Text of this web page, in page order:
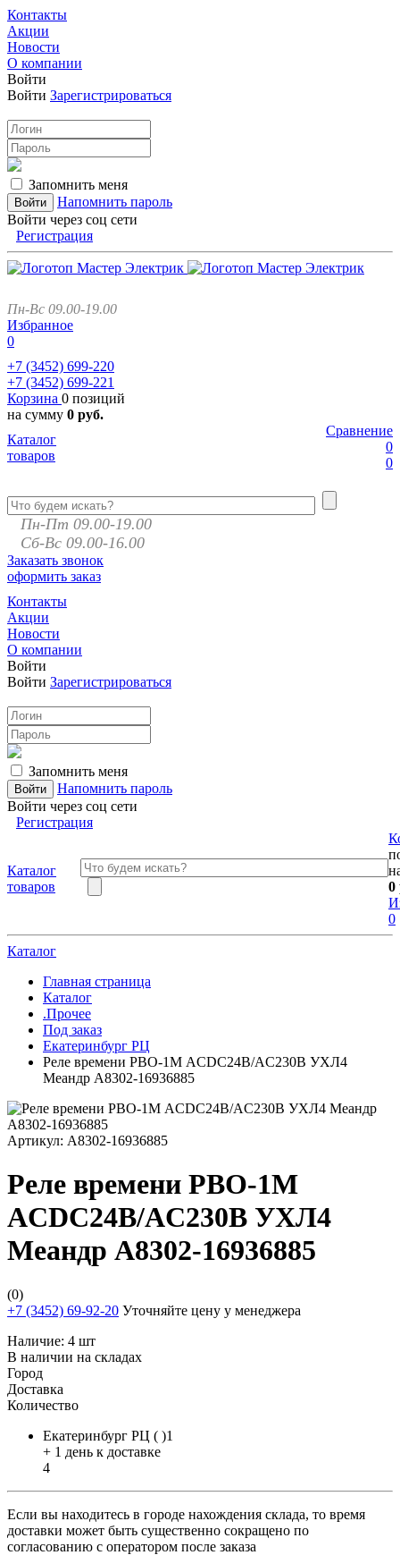
Контакты
Акции
Новости
О компании
Войти
Войти Зарегистрироваться
Запомнить меня
Напомнить пароль
Войти через соц сети
Регистрация
Пн-Вс 09.00-19.00
Избранное
0
+7 (3452) 699-220
+7 (3452) 699-221
Корзина 0 позиций
на сумму 0 руб.
Сравнение
0
0
Каталог
товаров
Пн-Пт 09.00-19.00
Сб-Вс 09.00-16.00
Заказать звонок
оформить заказ
Контакты
Акции
Новости
О компании
Войти
Войти Зарегистрироваться
Запомнить меня
Напомнить пароль
Войти через соц сети
Регистрация
Каталог
товаров
0
0
Каталог
Главная страница
Каталог
.Прочее
Под заказ
Екатеринбург РЦ
Реле времени РВО-1М ACDC24В/AC230В УХЛ4
Меандр A8302-16936885
Артикул: A8302-16936885
Реле времени РВО-1М
ACDC24В/AC230В УХЛ4
Меандр A8302-16936885
(0)
+7 (3452) 69-92-20 Уточняйте цену у менеджера
Наличие: 4 шт
В наличии на складах
Город
Доставка
Количество
Екатеринбург РЦ ( )1
+ 1 день к доставке
4
Если вы находитесь в городе нахождения склада, то время
доставки может быть существенно сокращено по
согласованию с оператором после заказа